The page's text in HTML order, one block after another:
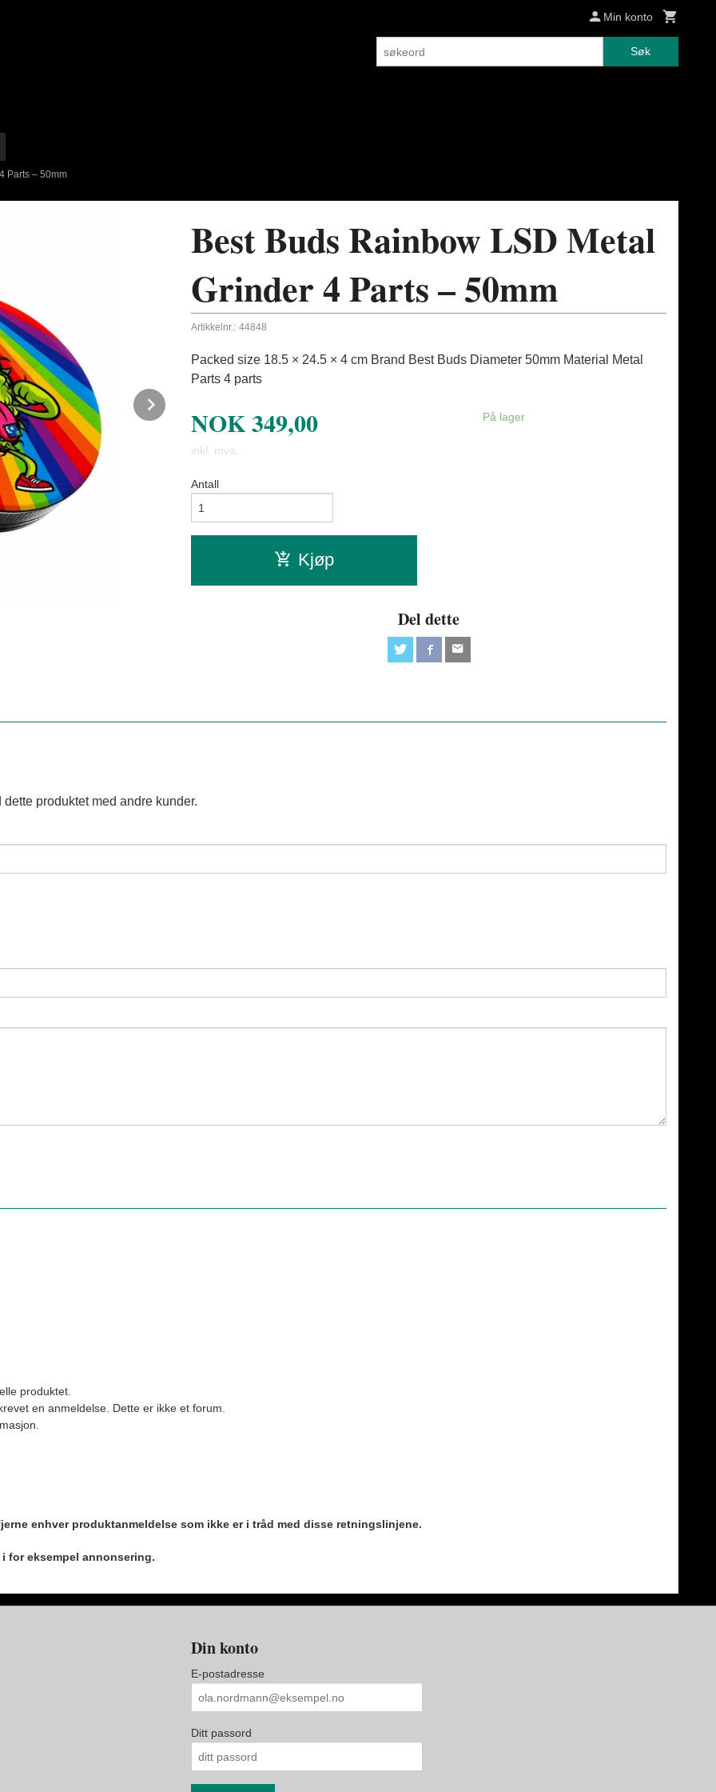
Min konto
Søk
Parts – 50mm
Best Buds Rainbow LSD Metal
Grinder 4 Parts – 50mm
Artikkelnr.: 44848
Packed size 18.5 × 24.5 × 4 cm Brand Best Buds Diameter 50mm Material Metal
Parts 4 parts
NOK349,00
inkl. mva.
På lager
Antall
Kjøp
Del dette
produktet med andre kunder.
produktet.
en anmeldelse. Dette er ikke et forum.
enhver produktanmeldelse som ikke er i tråd med disse retningslinjene.
for eksempel annonsering.
Din konto
E-postadresse
Ditt passord